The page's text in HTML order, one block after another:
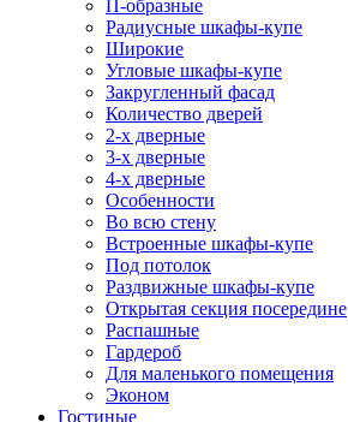
П-образные
Радиусные шкафы-купе
Широкие
Угловые шкафы-купе
Закругленный фасад
Количество дверей
2-х дверные
3-х дверные
4-х дверные
Особенности
Во всю стену
Встроенные шкафы-купе
Под потолок
Раздвижные шкафы-купе
Открытая секция посередине
Распашные
Гардероб
Для маленького помещения
Эконом
Гостиные